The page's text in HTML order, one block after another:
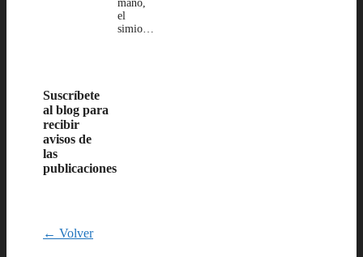
mano,
el
simio…
Suscríbete
al blog para
recibir
avisos de
las
publicaciones
← Volver